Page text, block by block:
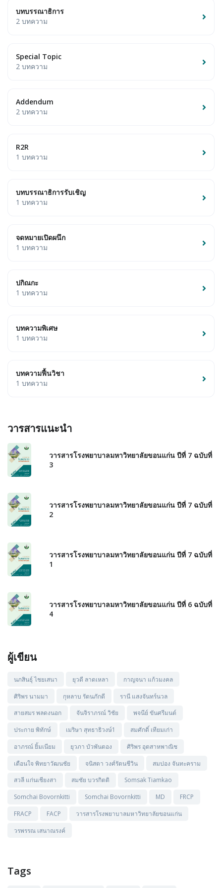
บทบรรณาธิการ
2 บทความ
Special Topic
2 บทความ
Addendum
2 บทความ
R2R
1 บทความ
บทบรรณาธิการรับเชิญ
1 บทความ
จดหมายเปิดผนึก
1 บทความ
ปกิณกะ
1 บทความ
บทความพิเศษ
1 บทความ
บทความฟื้นวิชา
1 บทความ
วารสารแนะนำ
วารสารโรงพยาบาลมหาวิทยาลัยขอนแก่น ปีที่ 7 ฉบับที่
3
วารสารโรงพยาบาลมหาวิทยาลัยขอนแก่น ปีที่ 7 ฉบับที่
2
วารสารโรงพยาบาลมหาวิทยาลัยขอนแก่น ปีที่ 7 ฉบับที่
1
วารสารโรงพยาบาลมหาวิทยาลัยขอนแก่น ปีที่ 6 ฉบับที่
4
ผู้เขียน
นภสินธุ์ ไชยเสนา ยุวดี ลาดเหลา
กาญจนา แก้วมงคล
ศิริพร นามมา
กุหลาบ รัตนภักดี
รานี แสงจันทร์นวล
สายสมร พลดงนอก
จันจิราภรณ์ วิชัย
พจนีย์ ขันศรีมนต์
ประกาย พิทักษ์
เมริษา สุทธาธิวงษ์1
สมศักดิ์ เทียมเก่า
อาภรณ์ ยิ้มเนียม
ยุวภา บัวพันตอง
ศิริพร อุตสาหพาณิช
เตือนใจ พิทยาวัฒนชัย
จนิสตา วงศ์รัตนชีวิน
สมปอง จันทะคราม
สวลี แก่นเชียงสา
สมชัย บวรกิตติ
Somsak Tiamkao
Somchai Bovornkitti
Somchai Bovornkitti MD
FRCP
FRACP
FACP
วารสารโรงพยาบาลมหาวิทยาลัยขอนแก่น
วรพรรณ เสนาณรงค์
Tags